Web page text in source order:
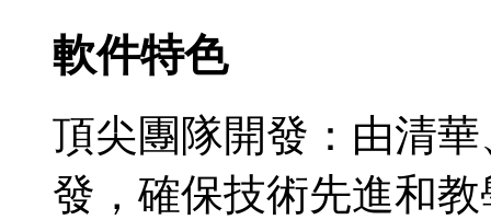
軟件特色
頂尖團隊開發：由清
發，確保技術先進和